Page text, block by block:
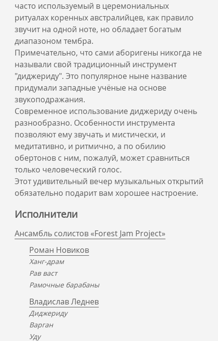
часто используемый в церемониальных
ритуалах коренных австралийцев, как правило
звучит на одной ноте, но обладает богатым
диапазоном тембра.
Примечательно, что сами аборигены никогда не
называли свой традиционный инструмент
"диджериду". Это популярное ныне название
придумали западные учёные на основе
звукоподражания.
Современное использование диджериду очень
разнообразно. Особенности инструмента
позволяют ему звучать и мистически, и
медитативно, и ритмично, а по обилию
обертонов с ним, пожалуй, может сравниться
только человеческий голос.
Этот удивительный вечер музыкальных открытий
обязательно подарит вам хорошее настроение.
Исполнители
Ансамбль солистов «Forest Jam Project»
Роман Новиков
Ханг-драм
Рав васт
Рамочные барабаны
Владислав Леднев
Диджериду
Варган
Уду